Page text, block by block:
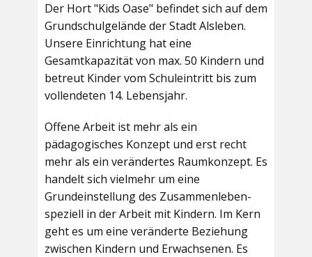
Der Hort "Kids Oase" befindet sich auf dem
Grundschulgelände der Stadt Alsleben.
Unsere Einrichtung hat eine
Gesamtkapazität von max. 50 Kindern und
betreut Kinder vom Schuleintritt bis zum
vollendeten 14. Lebensjahr.
Offene Arbeit ist mehr als ein
pädagogisches Konzept und erst recht
mehr als ein verändertes Raumkonzept. Es
handelt sich vielmehr um eine
Grundeinstellung des Zusammenleben-
speziell in der Arbeit mit Kindern. Im Kern
geht es um eine veränderte Beziehung
zwischen Kindern und Erwachsenen. Es